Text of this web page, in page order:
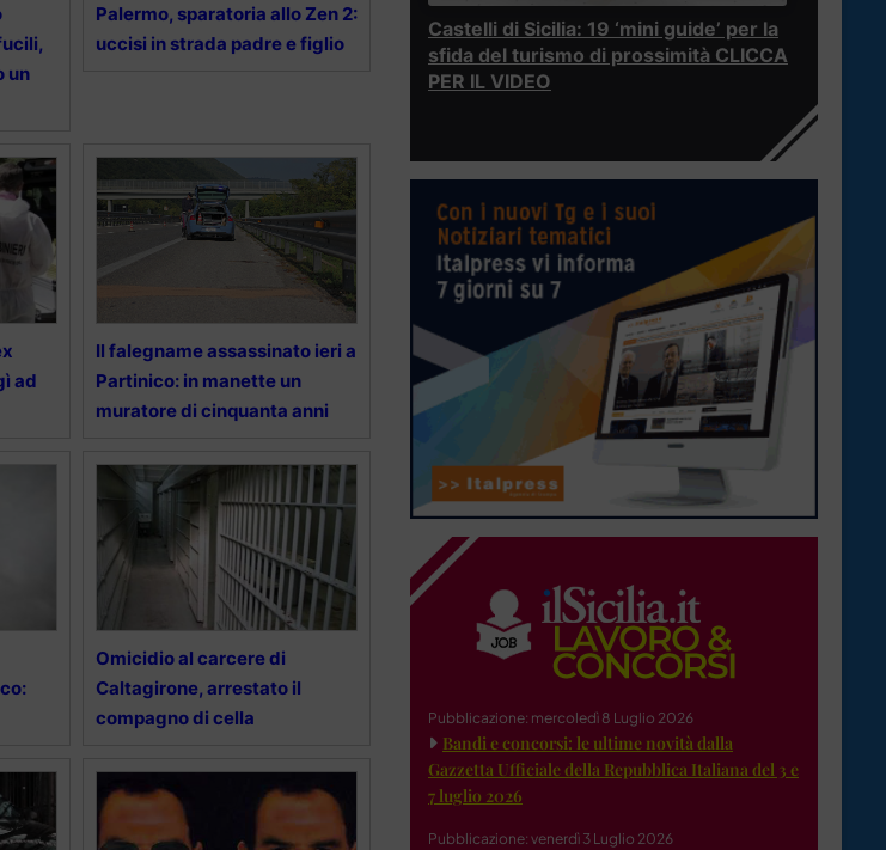
un
Palermo, sparatoria allo Zen 2:
uccisi in strada padre e figlio
ad
Il falegname assassinato ieri a
Partinico: in manette un
muratore di cinquanta anni
Omicidio al carcere di
Caltagirone, arrestato il
compagno di cella
Castelli di Sicilia: 19 ‘mini guide’ per la
sfida del turismo di prossimità CLICCA
PER IL VIDEO
Pubblicazione: mercoledì 8 Luglio 2026
Bandi e concorsi: le ultime novità dalla
Gazzetta Ufficiale della Repubblica Italiana del 3 e
7 luglio 2026
Pubblicazione: venerdì 3 Luglio 2026